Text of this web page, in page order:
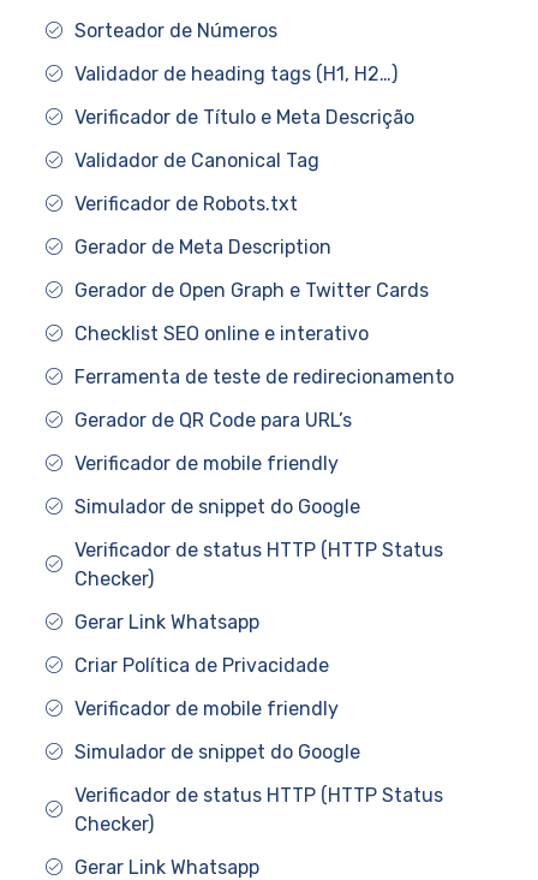
Sorteador de Números
Validador de heading tags (H1, H2…)
Verificador de Título e Meta Descrição
Validador de Canonical Tag
Verificador de Robots.txt
Gerador de Meta Description
Gerador de Open Graph e Twitter Cards
Checklist SEO online e interativo
Ferramenta de teste de redirecionamento
Gerador de QR Code para URL’s
Verificador de mobile friendly
Simulador de snippet do Google
Verificador de status HTTP (HTTP Status
Checker)
Gerar Link Whatsapp
Criar Política de Privacidade
Verificador de mobile friendly
Simulador de snippet do Google
Verificador de status HTTP (HTTP Status
Checker)
Gerar Link Whatsapp